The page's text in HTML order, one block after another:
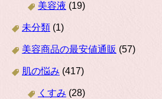
美容液 (19)
未分類 (1)
美容商品の最安値通販 (57)
肌の悩み (417)
くすみ (28)